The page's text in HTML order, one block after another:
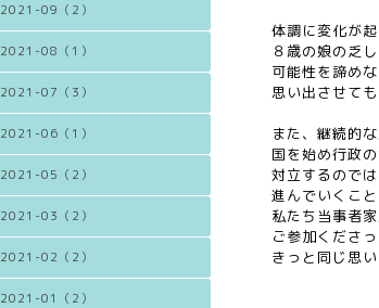
2021-09（2）
2021-08（1）
2021-07（3）
2021-06（1）
2021-05（2）
2021-03（2）
2021-02（2）
2021-01（2）
体調に変化が
８歳の娘の乏
可能性を諦め
思い出させて
また、継続的
国を始め行政
対立するので
進んでいくこ
私たち当事者家
ご参加くださ
きっと同じ思